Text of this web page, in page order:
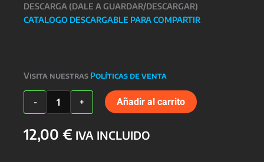
DESCARGA (DALE A GUARDAR/DESCARGAR)
CATALOGO DESCARGABLE PARA COMPARTIR
Visita nuestras Políticas de venta
-
TAZA
PROFESORES
+ Añadir al carrito
12,00 € IVA INCLUIDO